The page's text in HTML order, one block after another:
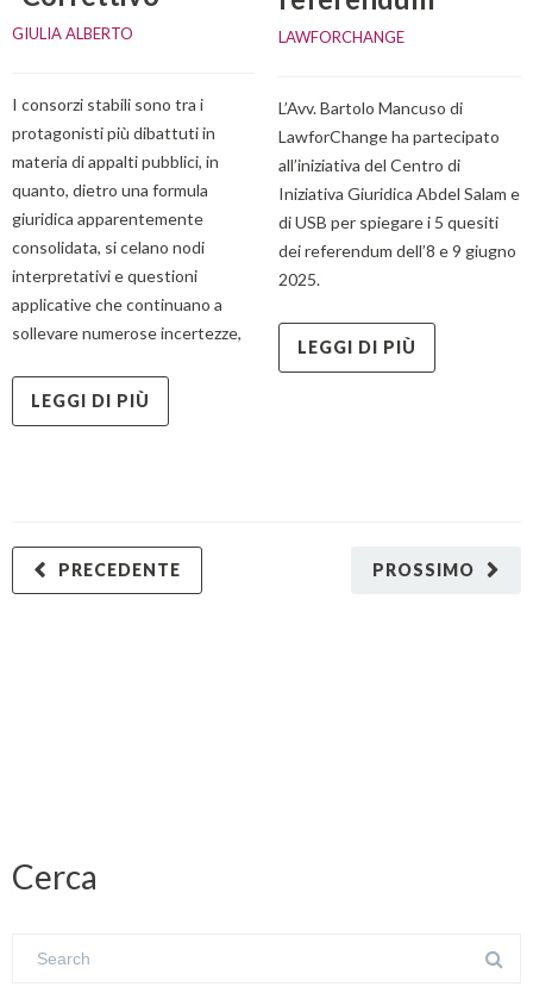
GIULIA ALBERTO
I consorzi stabili sono tra i
protagonisti più dibattuti in
materia di appalti pubblici, in
quanto, dietro una formula
giuridica apparentemente
consolidata, si celano nodi
interpretativi e questioni
applicative che continuano a
sollevare numerose incertezze,
LEGGI DI PIÙ
LAWFORCHANGE
L’Avv. Bartolo Mancuso di
LawforChange ha partecipato
all’iniziativa del Centro di
Iniziativa Giuridica Abdel Salam e
di USB per spiegare i 5 quesiti
dei referendum dell’8 e 9 giugno
2025.
LEGGI DI PIÙ
PROSSIMO
PRECEDENTE
Cerca